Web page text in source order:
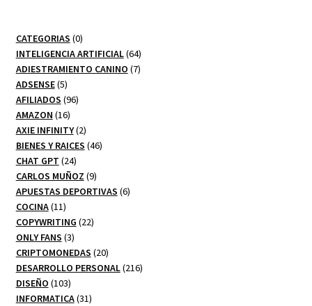
CATEGORIAS 00
productos
INTELIGENCIA ARTIFICIAL 6464
productos
ADIESTRAMIENTO CANINO 77
ADSENSE 55
productos
AFILIADOS 9696
AMAZON 1616
productos
AXIE INFINITY 22
productos
BIENES Y RAICES 4646
CHAT GPT 2424
productos
CARLOS MUÑOZ 99
productos
APUESTAS DEPORTIVAS 66
COCINA 1111
productos
COPYWRITING 2222
ONLY FANS 33
productos
CRIPTOMONEDAS 2020
productos
DESARROLLO PERSONAL 216216
DISEÑO 103103
productos
INFORMATICA 3131